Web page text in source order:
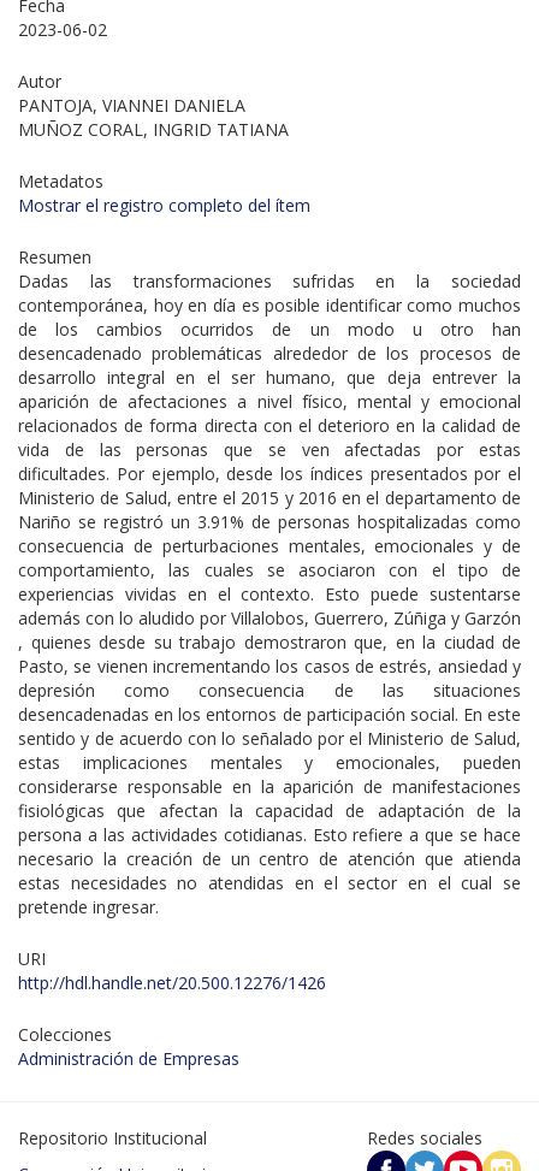
Fecha
2023-06-02
Autor
PANTOJA, VIANNEI DANIELA
MUÑOZ CORAL, INGRID TATIANA
Metadatos
Mostrar el registro completo del ítem
Resumen
Dadas las transformaciones sufridas en la sociedad
contemporánea, hoy en día es posible identificar como muchos
de los cambios ocurridos de un modo u otro han
desencadenado problemáticas alrededor de los procesos de
desarrollo integral en el ser humano, que deja entrever la
aparición de afectaciones a nivel físico, mental y emocional
relacionados de forma directa con el deterioro en la calidad de
vida de las personas que se ven afectadas por estas
dificultades. Por ejemplo, desde los índices presentados por el
Ministerio de Salud, entre el 2015 y 2016 en el departamento de
Nariño se registró un 3.91% de personas hospitalizadas como
consecuencia de perturbaciones mentales, emocionales y de
comportamiento, las cuales se asociaron con el tipo de
experiencias vividas en el contexto. Esto puede sustentarse
además con lo aludido por Villalobos, Guerrero, Zúñiga y Garzón
, quienes desde su trabajo demostraron que, en la ciudad de
Pasto, se vienen incrementando los casos de estrés, ansiedad y
depresión como consecuencia de las situaciones
desencadenadas en los entornos de participación social. En este
sentido y de acuerdo con lo señalado por el Ministerio de Salud,
estas implicaciones mentales y emocionales, pueden
considerarse responsable en la aparición de manifestaciones
fisiológicas que afectan la capacidad de adaptación de la
persona a las actividades cotidianas. Esto refiere a que se hace
necesario la creación de un centro de atención que atienda
estas necesidades no atendidas en el sector en el cual se
pretende ingresar.
URI
http://hdl.handle.net/20.500.12276/1426
Colecciones
Administración de Empresas
Repositorio Institucional
Redes sociales